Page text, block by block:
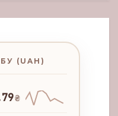
(UAH)
₴